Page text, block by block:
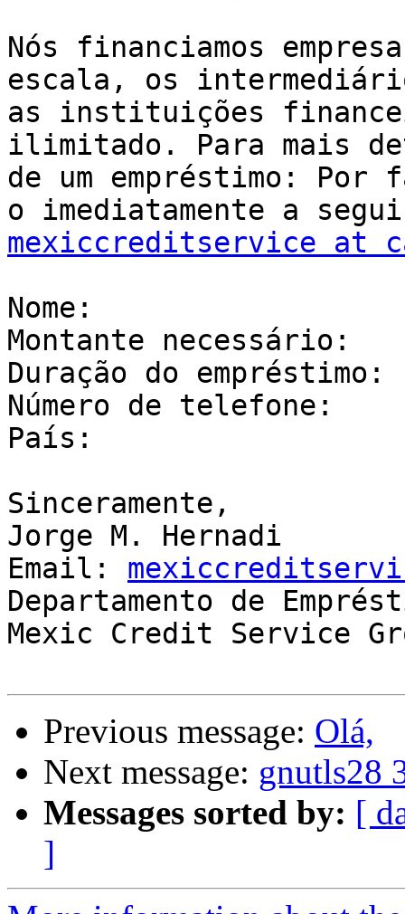
Nós financiamos
escala, os
as instituições
ilimitado. Para mais
de um empréstimo: Por
mexiccreditservice at
Nome:
Montante necessário:
Duração do empréstimo:
Número de telefone:
País:
Sinceramente,
Jorge M. Hernadi
Email:
Departamento de
Mexic Credit Service
Previous message: Olá,
Next message: gnutls28
Messages sorted by: [
]